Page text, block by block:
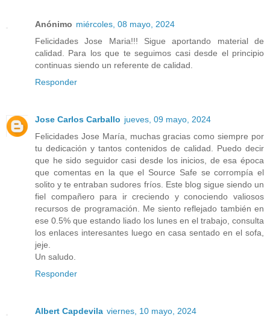
Anónimo miércoles, 08 mayo, 2024
Felicidades Jose Maria!!! Sigue aportando material de
calidad. Para los que te seguimos casi desde el principio
continuas siendo un referente de calidad.
Responder
Jose Carlos Carballo jueves, 09 mayo, 2024
Felicidades Jose María, muchas gracias como siempre por
tu dedicación y tantos contenidos de calidad. Puedo decir
que he sido seguidor casi desde los inicios, de esa época
que comentas en la que el Source Safe se corrompía el
solito y te entraban sudores fríos. Este blog sigue siendo un
fiel compañero para ir creciendo y conociendo valiosos
recursos de programación. Me siento reflejado también en
ese 0.5% que estando liado los lunes en el trabajo, consulta
los enlaces interesantes luego en casa sentado en el sofa,
jeje.
Un saludo.
Responder
Albert Capdevila viernes, 10 mayo, 2024